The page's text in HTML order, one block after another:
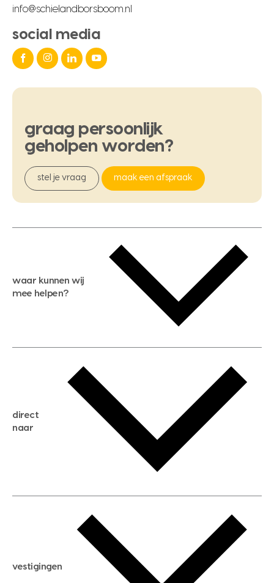
info@schielandborsboom.nl
social media
graag persoonlijk
geholpen worden?
stel je vraag maak een afspraak
waar kunnen wij
mee helpen?
gratis zoekservice
huis verkopen
huis kopen
aankoopadvies
verkoopadvies
hypotheekadvies
direct
naar
hypotheek berekenen
maximale hypotheek berekenen
hypotheek bespaarcheck
vestigingen